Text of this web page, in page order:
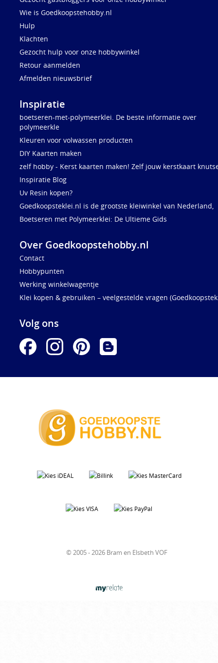
Wie is Goedkoopstehobby.nl
Hulp
Klachten
Gezocht hulp voor onze hobbywinkel
Retour aanmelden
Afmelden nieuwsbrief
Inspiratie
boetseren-met-polymeerklei. De beste informatie over
polymeerkle
Kleuren voor volwassen producten
DIY Kaarten maken
zelf hobby - Kerst kaarten maken! Zelf jouw kerstkaart
Inspiratie Blog
Uv Resin kopen?
Goedkoopsteklei.nl is de grootste kleiwinkel van Nederland,
Boetseren met Polymeerklei: De Ultieme Gids
Over Goedkoopstehobby.nl
Contact
Hobbypunten
Werking winkelwagentje
Klei kopen & gebruiken – veelgestelde vragen
Volg ons
© 2005 - 2026 Bram en Elsbeth VOF